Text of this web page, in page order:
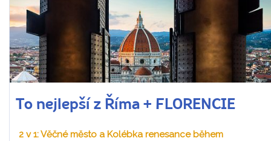
To nejlepší z Říma + FLORENCIE
2 v 1: Věčné město a Kolébka renesance během